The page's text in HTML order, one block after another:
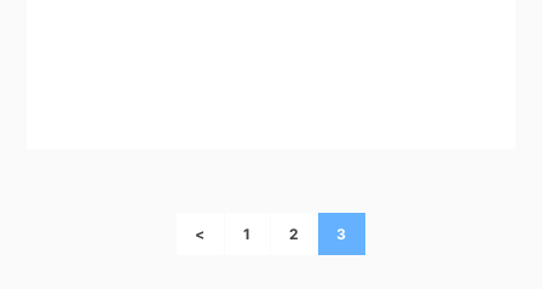
< 1 2 3